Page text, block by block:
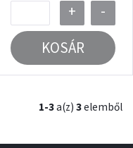
+
-
KOSÁR
1-3a(z) 3elemből